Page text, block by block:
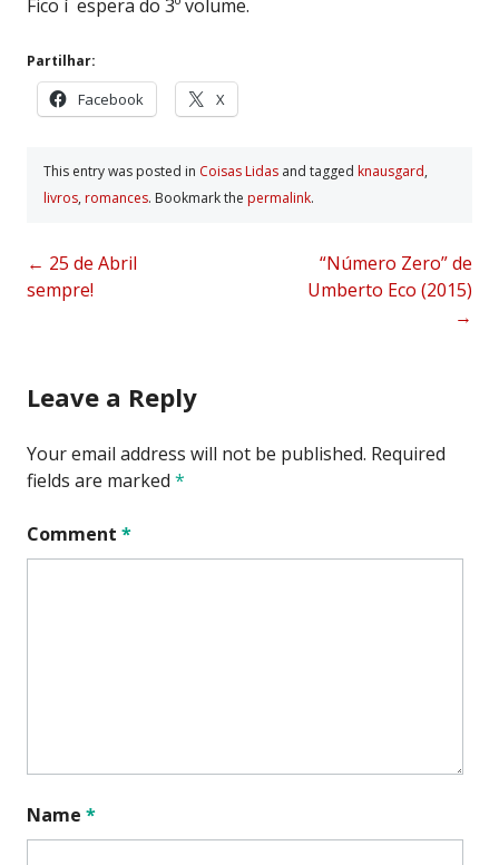
Fico í espera do 3º volume.
Partilhar:
Facebook X
This entry was posted in Coisas Lidas and tagged knausgard,
livros, romances. Bookmark the permalink.
Post
navigation
← 25 de Abril
sempre!
“Número Zero” de
Umberto Eco (2015)
→
Leave a Reply
Your email address will not be published. Required
fields are marked *
Comment *
Name *